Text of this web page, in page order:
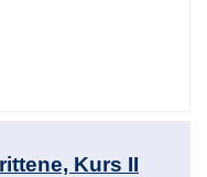
Kurs II